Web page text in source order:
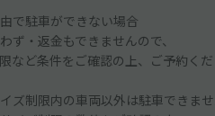
で駐車ができない場合
ず・返金もできませんので、
など条件をご確認の上、ご予約く
ズ制限内の車両以外は駐車できま